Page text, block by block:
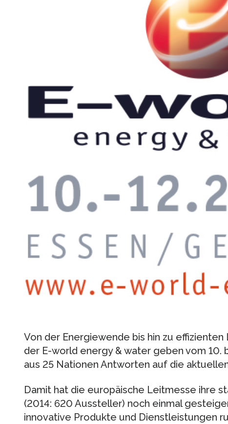
Von der Energiewende bis hin zu
der E-world energy & water geben vom 10.
aus 25 Nationen Antworten auf die
Damit hat die europäische Leitmesse ihre
(2014: 620 Aussteller) noch einmal
innovative Produkte und Dienstleistungen